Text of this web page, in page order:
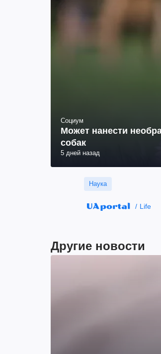
Социум
Может нанести
собак
5 дней назад
Наука
Life
Другие новости